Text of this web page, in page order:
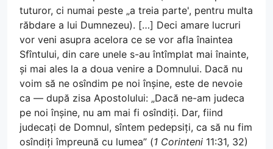
tuturor, ci numai peste „a treia parte', pentru multa
răbdare a lui Dumnezeu). […] Deci amare lucruri
vor veni asupra acelora ce se vor afla înaintea
Sfîntului, din care unele s-au întîmplat mai înainte,
și mai ales la a doua venire a Domnului. Dacă nu
voim să ne osîndim pe noi înșine, este de nevoie
ca — după zisa Apostolului: „Dacă ne-am judeca
pe noi înșine, nu am mai fi osîndiți. Dar, fiind
judecați de Domnul, sîntem pedepsiți, ca să nu fim
osîndiți împreună cu lumea” (1 Corinteni 11:31, 32)